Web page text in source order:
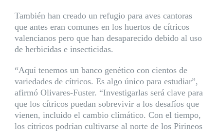
También han creado un refugio para aves cantoras
que antes eran comunes en los huertos de cítricos
valencianos pero que han desaparecido debido al uso
de herbicidas e insecticidas.
“Aquí tenemos un banco genético con cientos de
variedades de cítricos. Es algo único para estudiar”,
afirmó Olivares-Fuster. “Investigarlas será clave para
que los cítricos puedan sobrevivir a los desafíos que
vienen, incluido el cambio climático. Con el tiempo,
los cítricos podrían cultivarse al norte de los Pirineos